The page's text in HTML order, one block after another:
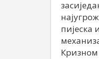
пијеска